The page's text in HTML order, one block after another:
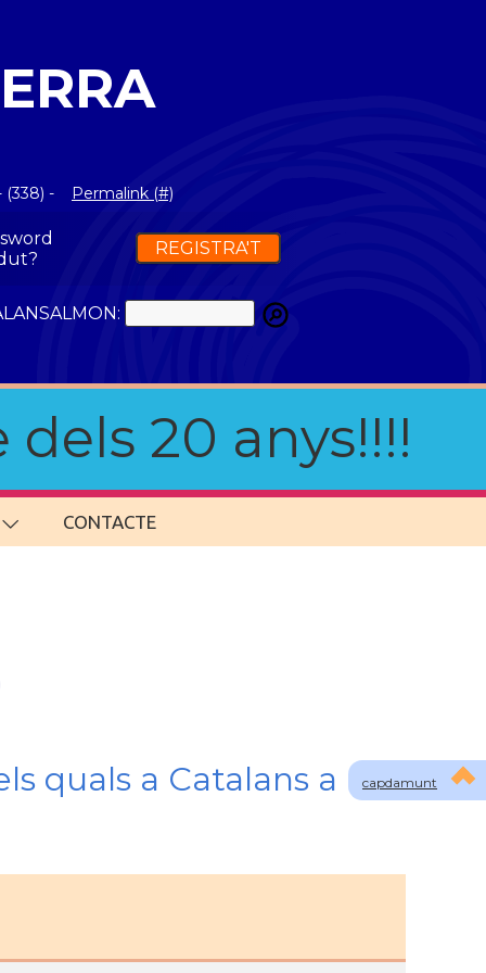
(338) - Permalink (#)
REGISTRA'T
20 anys!!!!
CONTACTE
capdamunt
quals a Catalans a